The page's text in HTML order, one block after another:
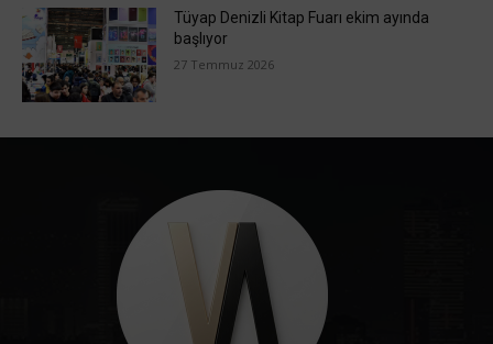
Tüyap Denizli Kitap Fuarı ekim ayında
başlıyor
27 Temmuz 2026